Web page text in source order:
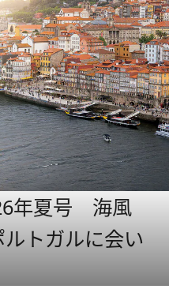
年夏号 海風
トガルに会い